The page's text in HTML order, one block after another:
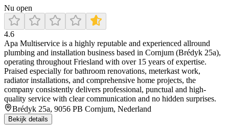
Nu open
4.6
Apa Multiservice is a highly reputable and experienced allround
plumbing and installation business based in Cornjum (Brédyk 25a),
operating throughout Friesland with over 15 years of expertise.
Praised especially for bathroom renovations, meterkast work,
radiator installations, and comprehensive home projects, the
company consistently delivers professional, punctual and high-
quality service with clear communication and no hidden surprises.
Brédyk 25a, 9056 PB Cornjum, Nederland
Bekijk details